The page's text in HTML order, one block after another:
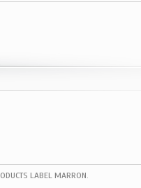
LABEL MARRON.